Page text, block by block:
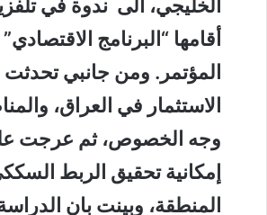
الخليجي، الى ندوة في
أقامها “البرنامج
المؤتمر. ومن جانبي
الاستثمار في العراق،
وجه الخصوص، ثم عرجت
إمكانية تحقيق الربط
المنطقة، وبينت بان